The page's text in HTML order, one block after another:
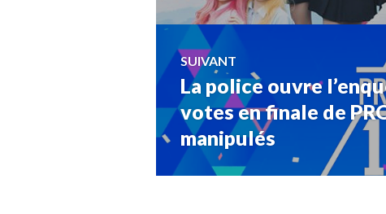
l’article
SUIVANT
Article
Suivant:
La police ouvre
votes en finale de
manipulés